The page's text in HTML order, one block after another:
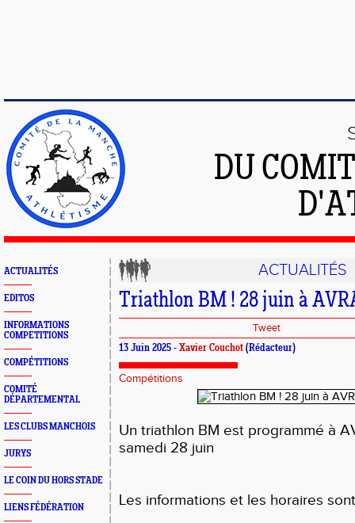
DU
ACTUALITÉS
EDITOS
INFORMATIONS
COMPETITIONS
COMPÉTITIONS
COMITÉ
DÉPARTEMENTAL
LES CLUBS MANCHOIS
JURYS
LE COIN DU HORS STADE
LIENS FÉDÉRATION
ACTUALITÉS
Triathlon BM ! 28 juin à
Tweet
13 Juin 2025 - Xavier Couchot (Rédacteur)
Compétitions
Un triathlon BM est programmé à
samedi 28 juin
Les informations et les horaires